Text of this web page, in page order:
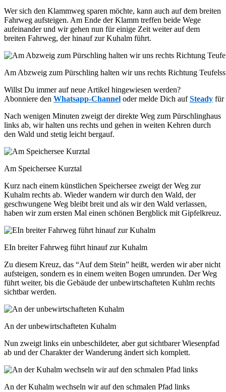
Wer sich den Klammweg sparen möchte, kann auch auf dem breiten
Fahrweg aufsteigen. Am Ende der Klamm treffen beide Wege
aufeinander und wir gehen nun für einige Zeit weiter auf dem
breiten Fahrweg, der hinauf zur Kuhalm führt.
Am Abzweig zum Pürschling halten wir uns rechts Richtung
Willst Du immer auf neue Artikel hingewiesen werden?
Abonniere den Whatsapp-Channel oder melde Dich aufSteady für
Nach wenigen Minuten zweigt der direkte Weg zum Pürschlinghaus
links ab, wir halten uns rechts und gehen in weiten Kehren durch
den Wald und stetig leicht bergauf.
Am Speichersee Kurztal
Kurz nach einem künstlichen Speichersee zweigt der Weg zur
Kuhalm rechts ab. Wieder wandern wir durch den Wald, der
geschwungene Weg bleibt breit und als wir den Wald verlassen,
haben wir zum ersten Mal einen schönen Bergblick mit Gipfelkreuz.
EIn breiter Fahrweg führt hinauf zur Kuhalm
Zu diesem Kreuz, das “Auf dem Stein” heißt, werden wir aber nicht
aufsteigen, sondern es in einem weiten Bogen umrunden. Der Weg
führt weiter, bis die Gebäude der unbewirtschafteten Kuhlm rechts
sichtbar werden.
An der unbewirtschafteten Kuhalm
Nun zweigt links ein unbeschildeter, aber gut sichtbarer Wiesenpfad
ab und der Charakter der Wanderung ändert sich komplett.
An der Kuhalm wechseln wir auf den schmalen Pfad links